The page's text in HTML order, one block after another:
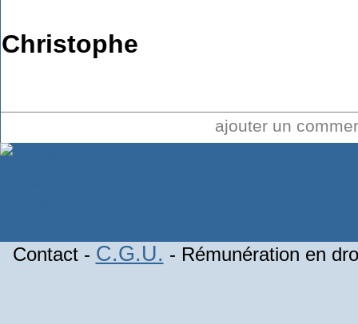
Christophe
ajouter un
Contact - C.G.U. - Rémunération en